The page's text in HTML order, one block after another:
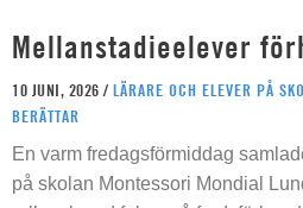
Mellanstadieelever
10 JUNI, 2026 / LÄRARE OCH ELEVER PÅ
BERÄTTAR
En varm fredagsförmiddag
på skolan Montessori Mondial